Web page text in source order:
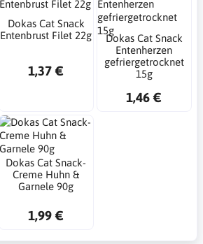
Dokas Cat Snack
Entenbrust Filet 22g
1,37 €
Dokas Cat Snack
Entenherzen
gefriergetrocknet
15g
1,46 €
Dokas Cat Snack-
Creme Huhn &
Garnele 90g
1,99 €